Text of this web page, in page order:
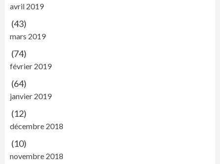
avril 2019
(43)
mars 2019
(74)
février 2019
(64)
janvier 2019
(12)
décembre 2018
(10)
novembre 2018